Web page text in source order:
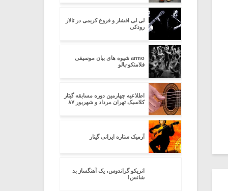
لی لی افشار و فروغ کریمی در تالار
رودکی
armo شیوه های بیان موسیقی
فلامنکو-پالو
اطلاعیه چهارمین دوره مسابقه گیتار
کلاسیک تهران مرداد و شهریور ۸۷
آرمیک ستاره ایرانی گیتار
انریکو گراندوس، یک آهنگساز بد
شانس!